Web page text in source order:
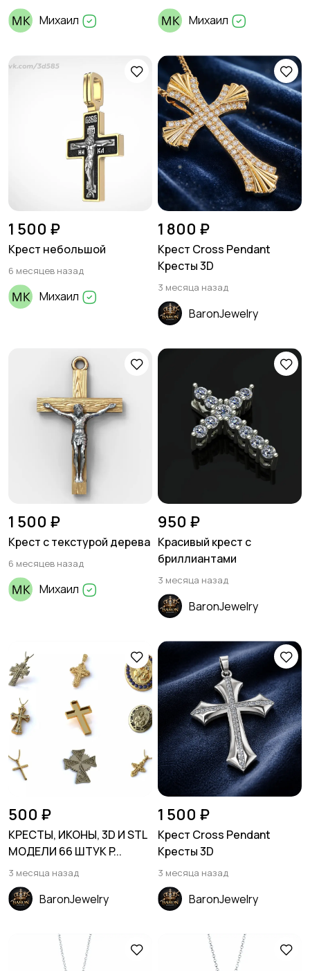
Михаил Михаил
1 500 ₽
Крест небольшой
6 месяцев назад
Михаил
1 800 ₽
Крест Cross Pendant
Кресты 3D
3 месяца назад
BaronJewelry
1 500 ₽
Крест с текстурой дерева
6 месяцев назад
Михаил
950 ₽
Красивый крест с
бриллиантами
3 месяца назад
BaronJewelry
500 ₽
КРЕСТЫ, ИКОНЫ, 3D И STL
МОДЕЛИ 66 ШТУК P...
3 месяца назад
BaronJewelry
1 500 ₽
Крест Cross Pendant
Кресты 3D
3 месяца назад
BaronJewelry